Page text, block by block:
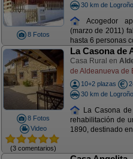
8 Fotos
30 km de Logroño
Acogedor
(marzo de 2011)
hasta 6 personas
8 Fotos
Video
(3 comentarios)
La Casona de
Casa Rural en
de Aldeanueva de
10+2 plazas
30 km de Logroño
La Casona
rehabilitación de
1890, destinado